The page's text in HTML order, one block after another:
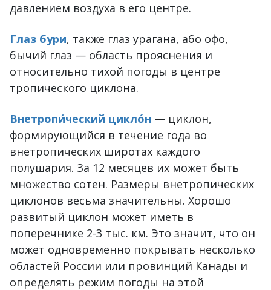
давлением воздуха в его центре.
Глаз бури, также глаз урагана, або офо,
бычий глаз — область прояснения и
относительно тихой погоды в центре
тропического циклона.
Внетропи́ческий цикло́н — циклон,
формирующийся в течение года во
внетропических широтах каждого
полушария. За 12 месяцев их может быть
множество сотен. Размеры внетропических
циклонов весьма значительны. Хорошо
развитый циклон может иметь в
поперечнике 2-3 тыс. км. Это значит, что он
может одновременно покрывать несколько
областей России или провинций Канады и
определять режим погоды на этой